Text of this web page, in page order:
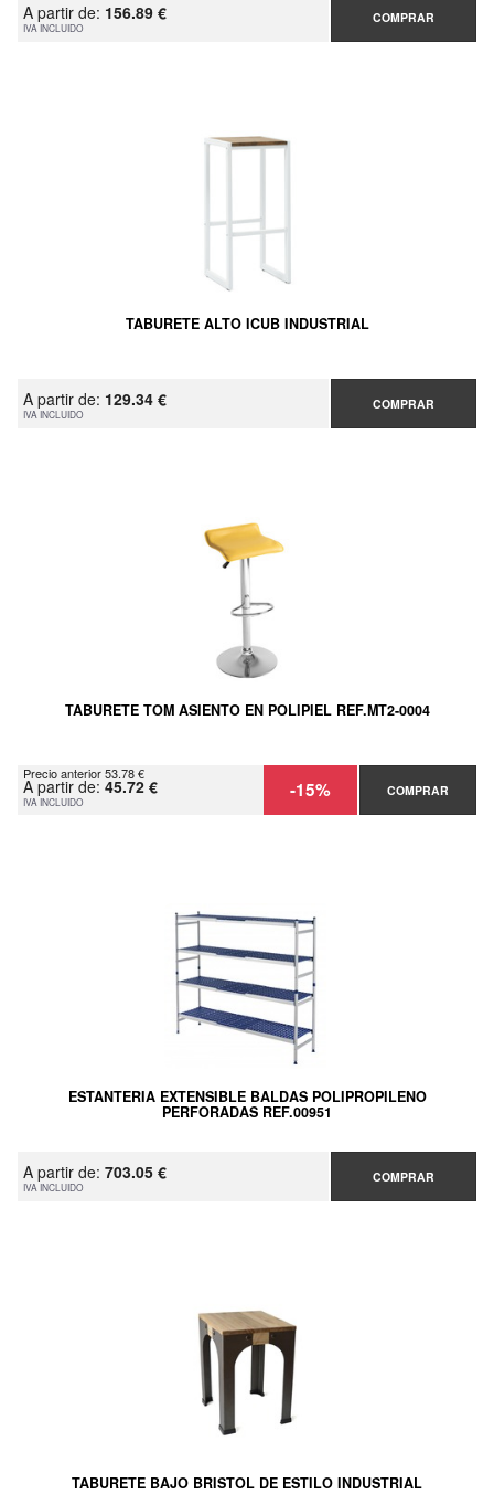
A partir de: 156.89 €
IVA INCLUIDO
COMPRAR
TABURETE ALTO ICUB INDUSTRIAL
A partir de: 129.34 €
IVA INCLUIDO
COMPRAR
TABURETE TOM ASIENTO EN POLIPIEL REF.MT2-0004
Precio anterior 53.78 €
A partir de: 45.72 €
IVA INCLUIDO -15% COMPRAR
ESTANTERIA EXTENSIBLE BALDAS POLIPROPILENO
PERFORADAS REF.00951
A partir de: 703.05 €
IVA INCLUIDO
COMPRAR
TABURETE BAJO BRISTOL DE ESTILO INDUSTRIAL